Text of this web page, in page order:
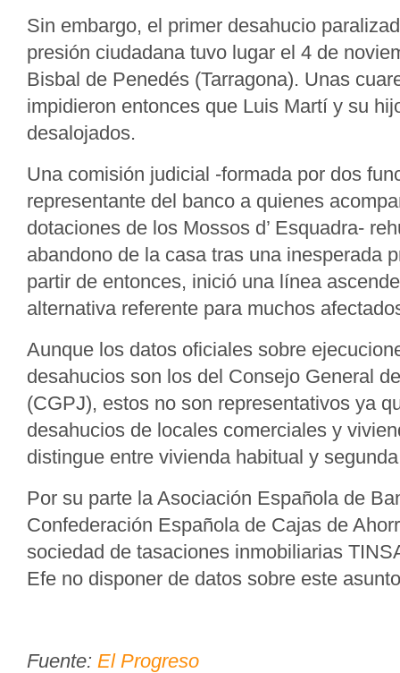
Sin embargo, el primer desahucio
presión ciudadana tuvo lugar el 4 de
Bisbal de Penedés (Tarragona). Unas
impidieron entonces que Luis Martí y su
desalojados.
Una comisión judicial -formada por dos
representante del banco a quienes
dotaciones de los Mossos d’ Esquadra-
abandono de la casa tras una inesperada
partir de entonces, inició una línea
alternativa referente para muchos
Aunque los datos oficiales sobre
desahucios son los del Consejo General
(CGPJ), estos no son representativos ya
desahucios de locales comerciales y
distingue entre vivienda habitual y
Por su parte la Asociación Española de
Confederación Española de Cajas de
sociedad de tasaciones inmobiliarias
Efe no disponer de datos sobre este
Fuente: El Progreso